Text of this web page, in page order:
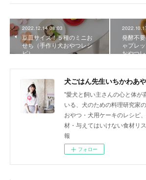
2022.12.14 08:03
豆皿サイズ！５種のミニお
せち（手作り犬おやつレシ
ピ）
発酵不
ゃプレ
おやつ
"愛犬と飼い主さんの心と体が
いる、犬のための料理研究家
おやつ・犬用ケーキのレシピ
材・与えてはいけない食材リ
報
フォロー